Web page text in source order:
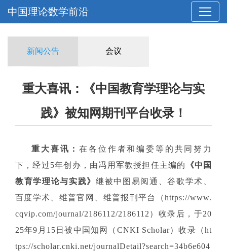
中国理论数学前沿
新闻公告 会议
重大喜讯：《中国教育学理论与实
践》被知网期刊平台收录！
重大喜讯：在各位作者和编委等的共同努力
下，经过5年创办，由冯用军教授担任主编的
《中国
教育学理论与实践》 继被中图易阅通、谷歌学术、
百度学术、维普官网、维普报刊平台（https://www.
cqvip.com/journal/2186112/2186112）收录后，于20
25年9月15日被中国知网（CNKI Scholar）收录（ht
tps://scholar.cnki.net/journalDetail?search=34b6e604